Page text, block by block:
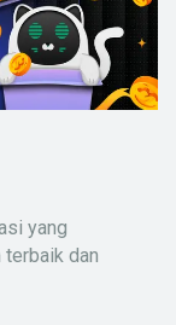
yang
dan